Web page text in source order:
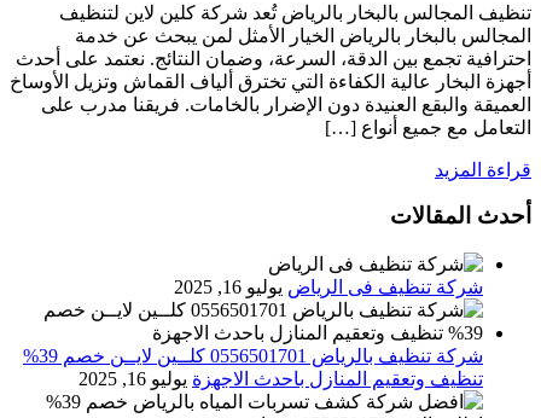
تنظيف المجالس بالبخار بالرياض تُعد شركة كلين لاين لتنظيف
المجالس بالبخار بالرياض الخيار الأمثل لمن يبحث عن خدمة
احترافية تجمع بين الدقة، السرعة، وضمان النتائج. نعتمد على أحدث
أجهزة البخار عالية الكفاءة التي تخترق ألياف القماش وتزيل الأوساخ
العميقة والبقع العنيدة دون الإضرار بالخامات. فريقنا مدرب على
التعامل مع جميع أنواع […]
قراءة المزيد
أحدث المقالات
شركة تنظيف فى الرياض يوليو 16, 2025
شركة تنظيف بالرياض 0556501701 كلــين لايــن خصم 39%
تنظيف وتعقيم المنازل باحدث الاجهزة يوليو 16, 2025